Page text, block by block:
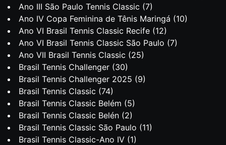
Ano III São Paulo Tennis Classic (7)
Ano IV Copa Feminina de Tênis Maringá (10)
Ano VI Brasil Tennis Classic Recife (12)
Ano VI Brasil Tennis Classic São Paulo (7)
Ano VII Brasil Tennis Classic (25)
Brasil Tennis Challenger (30)
Brasil Tennis Challenger 2025 (9)
Brasil Tennis Classic (74)
Brasil Tennis Classic Belém (5)
Brasil Tennis Classic Belén (2)
Brasil Tennis Classic São Paulo (11)
Brasil Tennis Classic-Ano IV (1)